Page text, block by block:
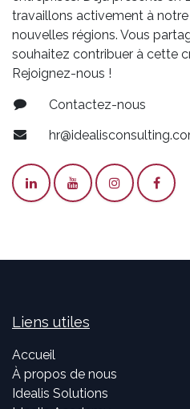
travaillons activement à
nouvelles régions. Vous
souhaitez contribuer à cette
Rejoignez-nous !
Contactez-nous
Liens utiles
Accueil
À propos de nous
Idealis Solutions